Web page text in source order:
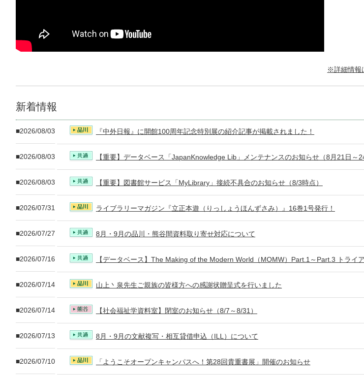
※詳細情報
新着情報
2026/08/03 『中外日報』に開館100周年記念特別展の紹介記事が掲載されました！
2026/08/03 【重要】データベース「JapanKnowledge Lib」メンテナンスのお知らせ（8月21日～
2026/08/03 【重要】図書館サービス「MyLibrary」接続不具合のお知らせ（8/3時点）
2026/07/31 ライブラリーマガジン『立正本遊（りっしょうほんずさみ）』16巻1号発行！
2026/07/27 8月・9月の品川・熊谷間資料取り寄せ対応について
2026/07/16 【データベース】The Making of the Modern World（MOMW）Part.1～Part.3 トライ
2026/07/14 山上丶泉先生ご親族の皆様方への感謝状贈呈式を行いました
2026/07/14 【社会福祉学資料室】閉室のお知らせ（8/7～8/31）
2026/07/13 8月・9月の文献複写・相互貸借申込（ILL）について
2026/07/10 「ようこそオープンキャンパスへ！第28回貴重書展」開催のお知らせ